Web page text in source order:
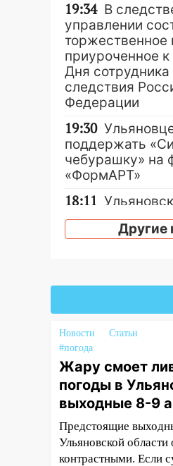
19:34 В
управлении
торжественное
приуроченное
Дня сотрудника
следствия
Федерации
19:30
поддержать
чебурашку» на
«ФормАРТ»
18:11
стала
проекта
Ульяновской
16:51
ремонтируют
остановки и
освещение
16:35
В
ещё девять
Другие
Новости
Статьи
#погода
Жару смоет
погоды в
выходные 8-9
Предстоящие
Ульяновской
контрастными. Если